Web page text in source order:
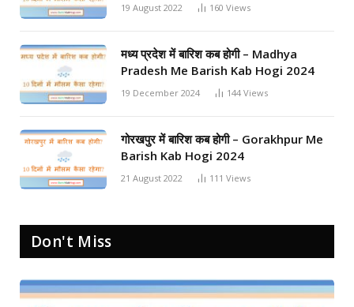
19 August 2022 160 Views
मध्य प्रदेश में बारिश कब होगी – Madhya
Pradesh Me Barish Kab Hogi 2024
19 December 2024 144 Views
गोरखपुर में बारिश कब होगी – Gorakhpur Me
Barish Kab Hogi 2024
21 August 2022 111 Views
Don't Miss